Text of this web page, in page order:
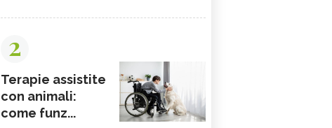
2
Terapie assistite
con animali:
come funz...